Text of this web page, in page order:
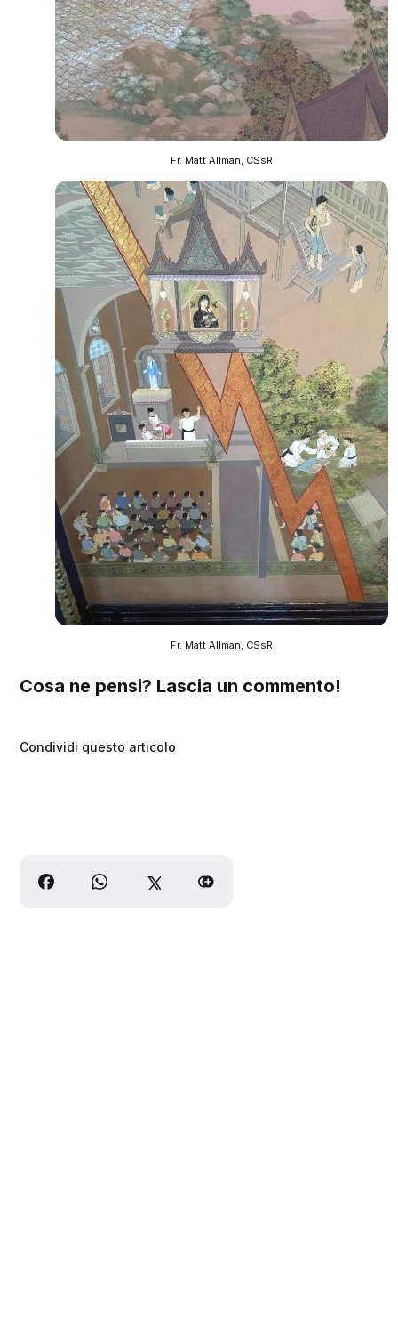
Fr. Matt Allman, CSsR
Fr. Matt Allman, CSsR
Cosa ne pensi? Lascia un commento!
Condividi questo articolo